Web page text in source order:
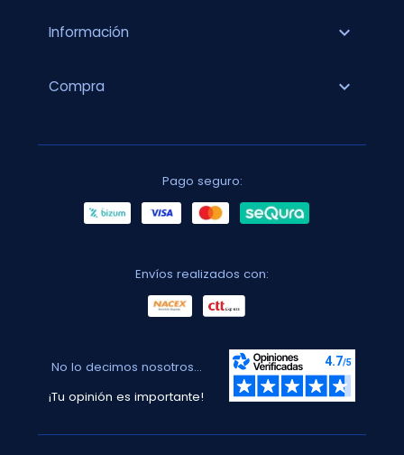
Información expand_more
Compra expand_more
Pago seguro:
Envíos realizados con:
No lo decimos nosotros...
¡Tu opinión es importante!